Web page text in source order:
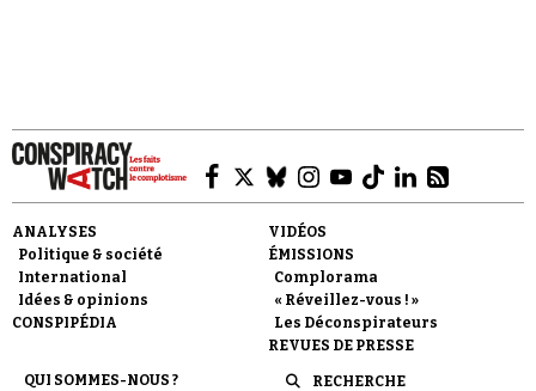
Faire un don
ANALYSES
Politique & société
International
Idées & opinions
CONSPIPÉDIA
VIDÉOS
ÉMISSIONS
Complorama
« Réveillez-vous ! »
Les Déconspirateurs
REVUES DE PRESSE
QUI SOMMES-NOUS ?
RECHERCHE